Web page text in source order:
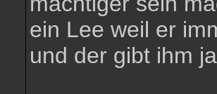
ein Lee weil er
und der gibt ihm